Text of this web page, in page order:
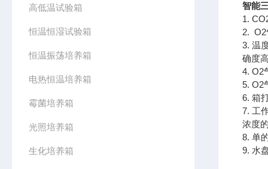
高低温试验箱
恒温恒湿试验箱
恒温振荡培养箱
电热恒温培养箱
霉菌培养箱
光照培养箱
生化培养箱
智能
1.
2. O2
3. 温
确度
4. O2
5. O2
6. 箱
7. 工
浓度
8. 单
9. 水